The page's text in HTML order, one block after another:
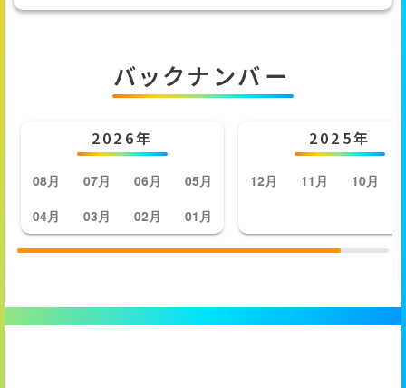
バックナンバー
2026年
08月 07月 06月
05月
04月
03月 02月 01月
2025年
12月 11月 10月